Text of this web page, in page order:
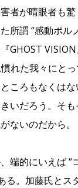
者が晴眼者も
所謂 “感動ポル
GHOST
れた我々にとっ
ころもなくは
いだろう。そ
ないのだから。
端的にいえば “
る。加藤氏とス